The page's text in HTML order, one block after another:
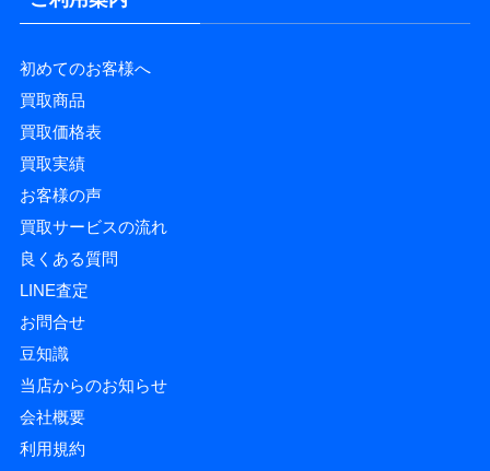
初めてのお客様へ
買取商品
買取価格表
買取実績
お客様の声
買取サービスの流れ
良くある質問
LINE査定
お問合せ
豆知識
当店からのお知らせ
会社概要
利用規約